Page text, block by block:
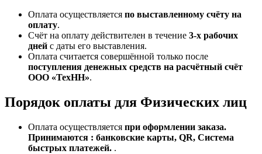
Оплата осуществляется по выставленному счёту на
оплату.
Счёт на оплату действителен в течение 3‑х рабочих
дней с даты его выставления.
Оплата считается совершённой только после
поступления денежных средств на расчётный счёт
ООО «ТехНН».
Порядок оплаты для Физических лиц
Оплата осуществляется при оформлении заказа.
Принимаются : банковские карты, QR, Система
быстрых платежей. .